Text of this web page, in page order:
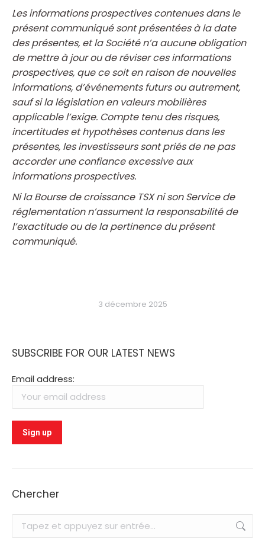
Les informations prospectives contenues dans le
présent communiqué sont présentées à la date
des présentes, et la Société n’a aucune obligation
de mettre à jour ou de réviser ces informations
prospectives, que ce soit en raison de nouvelles
informations, d’événements futurs ou autrement,
sauf si la législation en valeurs mobilières
applicable l’exige. Compte tenu des risques,
incertitudes et hypothèses contenus dans les
présentes, les investisseurs sont priés de ne pas
accorder une confiance excessive aux
informations prospectives.
Ni la Bourse de croissance TSX ni son Service de
réglementation n’assument la responsabilité de
l’exactitude ou de la pertinence du présent
communiqué.
3 décembre 2025
SUBSCRIBE FOR OUR LATEST NEWS
Email address:
Chercher